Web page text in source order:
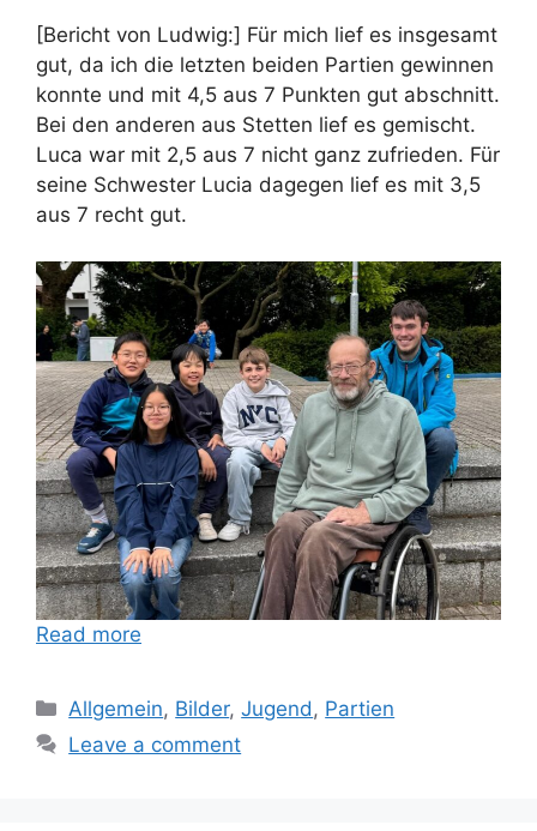
[Bericht von Ludwig:] Für mich lief es insgesamt
gut, da ich die letzten beiden Partien gewinnen
konnte und mit 4,5 aus 7 Punkten gut abschnitt.
Bei den anderen aus Stetten lief es gemischt.
Luca war mit 2,5 aus 7 nicht ganz zufrieden. Für
seine Schwester Lucia dagegen lief es mit 3,5
aus 7 recht gut.
Read more
Categories
Allgemein, Bilder,Jugend, Partien
Leave a comment